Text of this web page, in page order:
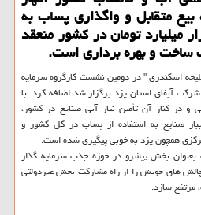
حالا ۶۴ پروژه بیع متقابل و واگذاری پساب به
میلیارد تومان در کشور منعقد
و بهره برداری است.
اسکندری " در دومین نشست کارگروه سرمایه
میزبانی شرکت آبفای استان یزد برگزار شد اضافه کرد: با
و در کنار آن تأمین نیاز آبی صنایع در کشور،
صنایع به استفاده از پساب در کل کشور و
همچون یزد به خوبی پیگیری شده است.
بخش پیشرو در حوزه جذب سرمایه گذار
های خویش را از راه مشارکت بخش غیردولتی
مرتفع سازد.